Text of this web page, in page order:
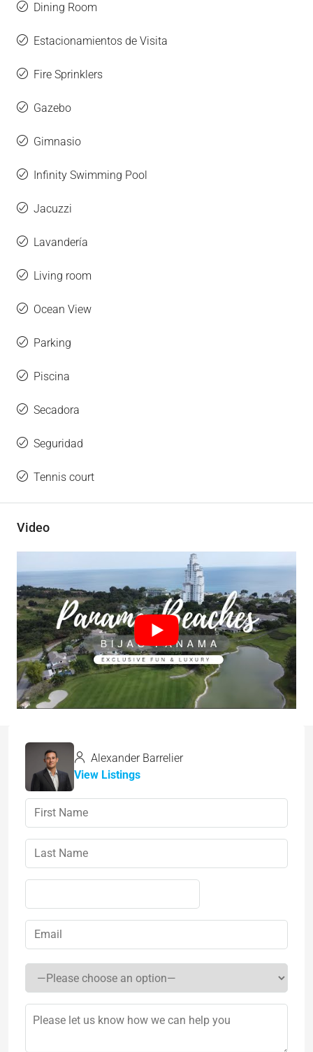
Dining Room
Estacionamientos de Visita
Fire Sprinklers
Gazebo
Gimnasio
Infinity Swimming Pool
Jacuzzi
Lavandería
Living room
Ocean View
Parking
Piscina
Secadora
Seguridad
Tennis court
Video
Alexander Barrelier
View Listings